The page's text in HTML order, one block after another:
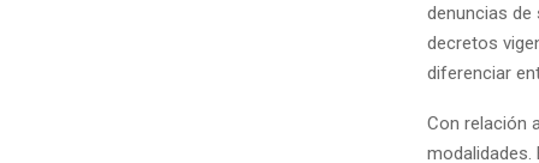
denuncias
decretos
diferenciar
Con relación
modalidades.